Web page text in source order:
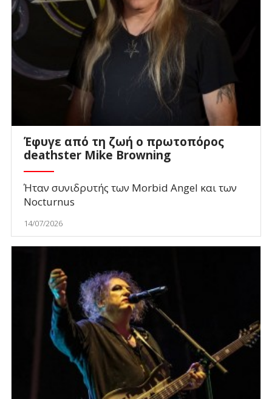
Έφυγε από τη ζωή ο πρωτοπόρος
deathster Mike Browning
Ήταν συνιδρυτής των Morbid Angel και των
Nocturnus
14/07/2026